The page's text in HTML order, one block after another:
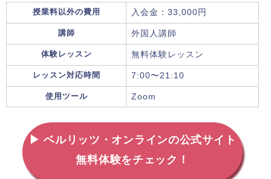
授業料以外の費用 入会金：33,000円
講師 外国人講師
体験レッスン 無料体験レッスン
レッスン対応時間 7:00〜21:10
使用ツール Zoom
▶ ベルリッツ・オンラインの公式サイト
無料体験をチェック！